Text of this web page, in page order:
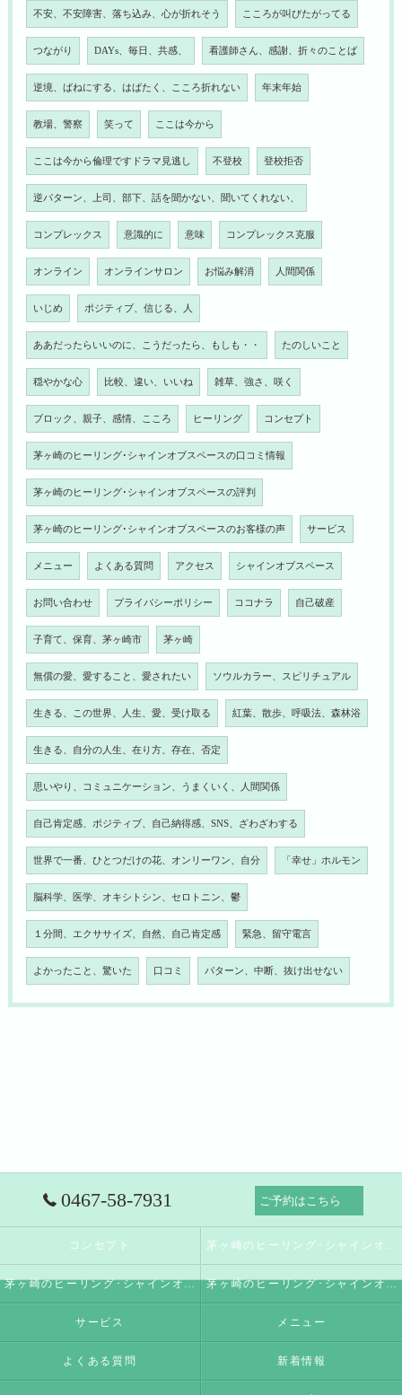
不安、不安障害、落ち込み、心が折れそう こころが叫びたがってる
つながり DAYs、毎日、共感、 看護師さん、感謝、折々のことば
逆境、ばねにする、はばたく、こころ折れない 年末年始
教場、警察 笑って ここは今から
ここは今から倫理ですドラマ見逃し 不登校 登校拒否
逆パターン、上司、部下、話を聞かない、聞いてくれない、
コンプレックス 意識的に 意味 コンプレックス克服
オンライン オンラインサロン お悩み解消 人間関係
いじめ ポジティブ、信じる、人
ああだったらいいのに、こうだったら、もしも・・ たのしいこと
穏やかな心 比較、違い、いいね 雑草、強さ、咲く
ブロック、親子、感情、こころ ヒーリング コンセプト
茅ヶ崎のヒーリング･シャインオブスペースの口コミ情報
茅ヶ崎のヒーリング･シャインオブスペースの評判
茅ヶ崎のヒーリング･シャインオブスペースのお客様の声 サービス
メニュー よくある質問 アクセス シャインオブスペース
お問い合わせ プライバシーポリシー ココナラ 自己破産
子育て、保育、茅ヶ崎市 茅ヶ崎
無償の愛、愛すること、愛されたい ソウルカラー、スピリチュアル
生きる、この世界、人生、愛、受け取る 紅葉、散歩、呼吸法、森林浴
生きる、自分の人生、在り方、存在、否定
思いやり、コミュニケーション、うまくいく、人間関係
自己肯定感、ポジティブ、自己納得感、SNS、ざわざわする
世界で一番、ひとつだけの花、オンリーワン、自分 「幸せ」ホルモン
脳科学、医学、オキシトシン、セロトニン、鬱
１分間、エクササイズ、自然、自己肯定感 緊急、留守電言
よかったこと、驚いた 口コミ パターン、中断、抜け出せない
0467-58-7931 ご予約はこちら
コンセプト 茅ヶ崎のヒーリング･シャインオブスペースの口コミ情報
茅ヶ崎のヒーリング･シャインオブスペースの評判 茅ヶ崎のヒーリング･シャインオブスペースのお客様の声
サービス メニュー
よくある質問 新着情報